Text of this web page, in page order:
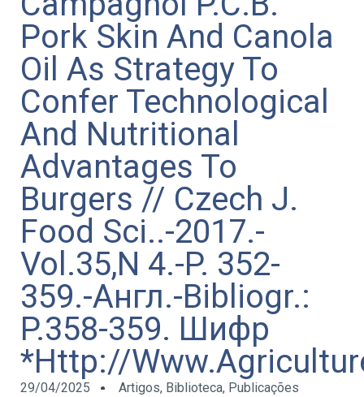
Pork Skin And Canola
Oil As Strategy To
Confer Technological
And Nutritional
Advantages To
Burgers // Czech J.
Food Sci..-2017.-
Vol.35,N 4.-P. 352-
359.-Англ.-Bibliogr.:
P.358-359. Шифр
*Http://
29/04/2025 Artigos, Biblioteca, Publicações